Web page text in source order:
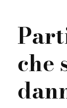
che